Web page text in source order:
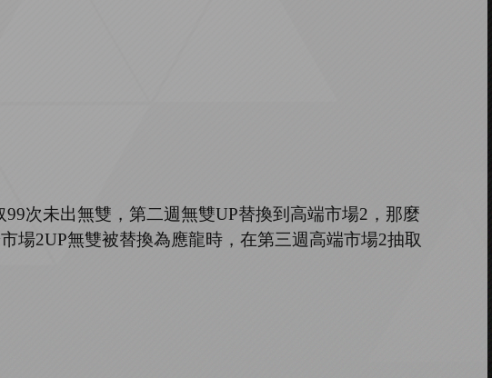
99次未出無雙，第二週無雙UP替換到高端市場2 ，那麼
場2UP無雙被替換為應龍時，在第三週高端市場2抽取